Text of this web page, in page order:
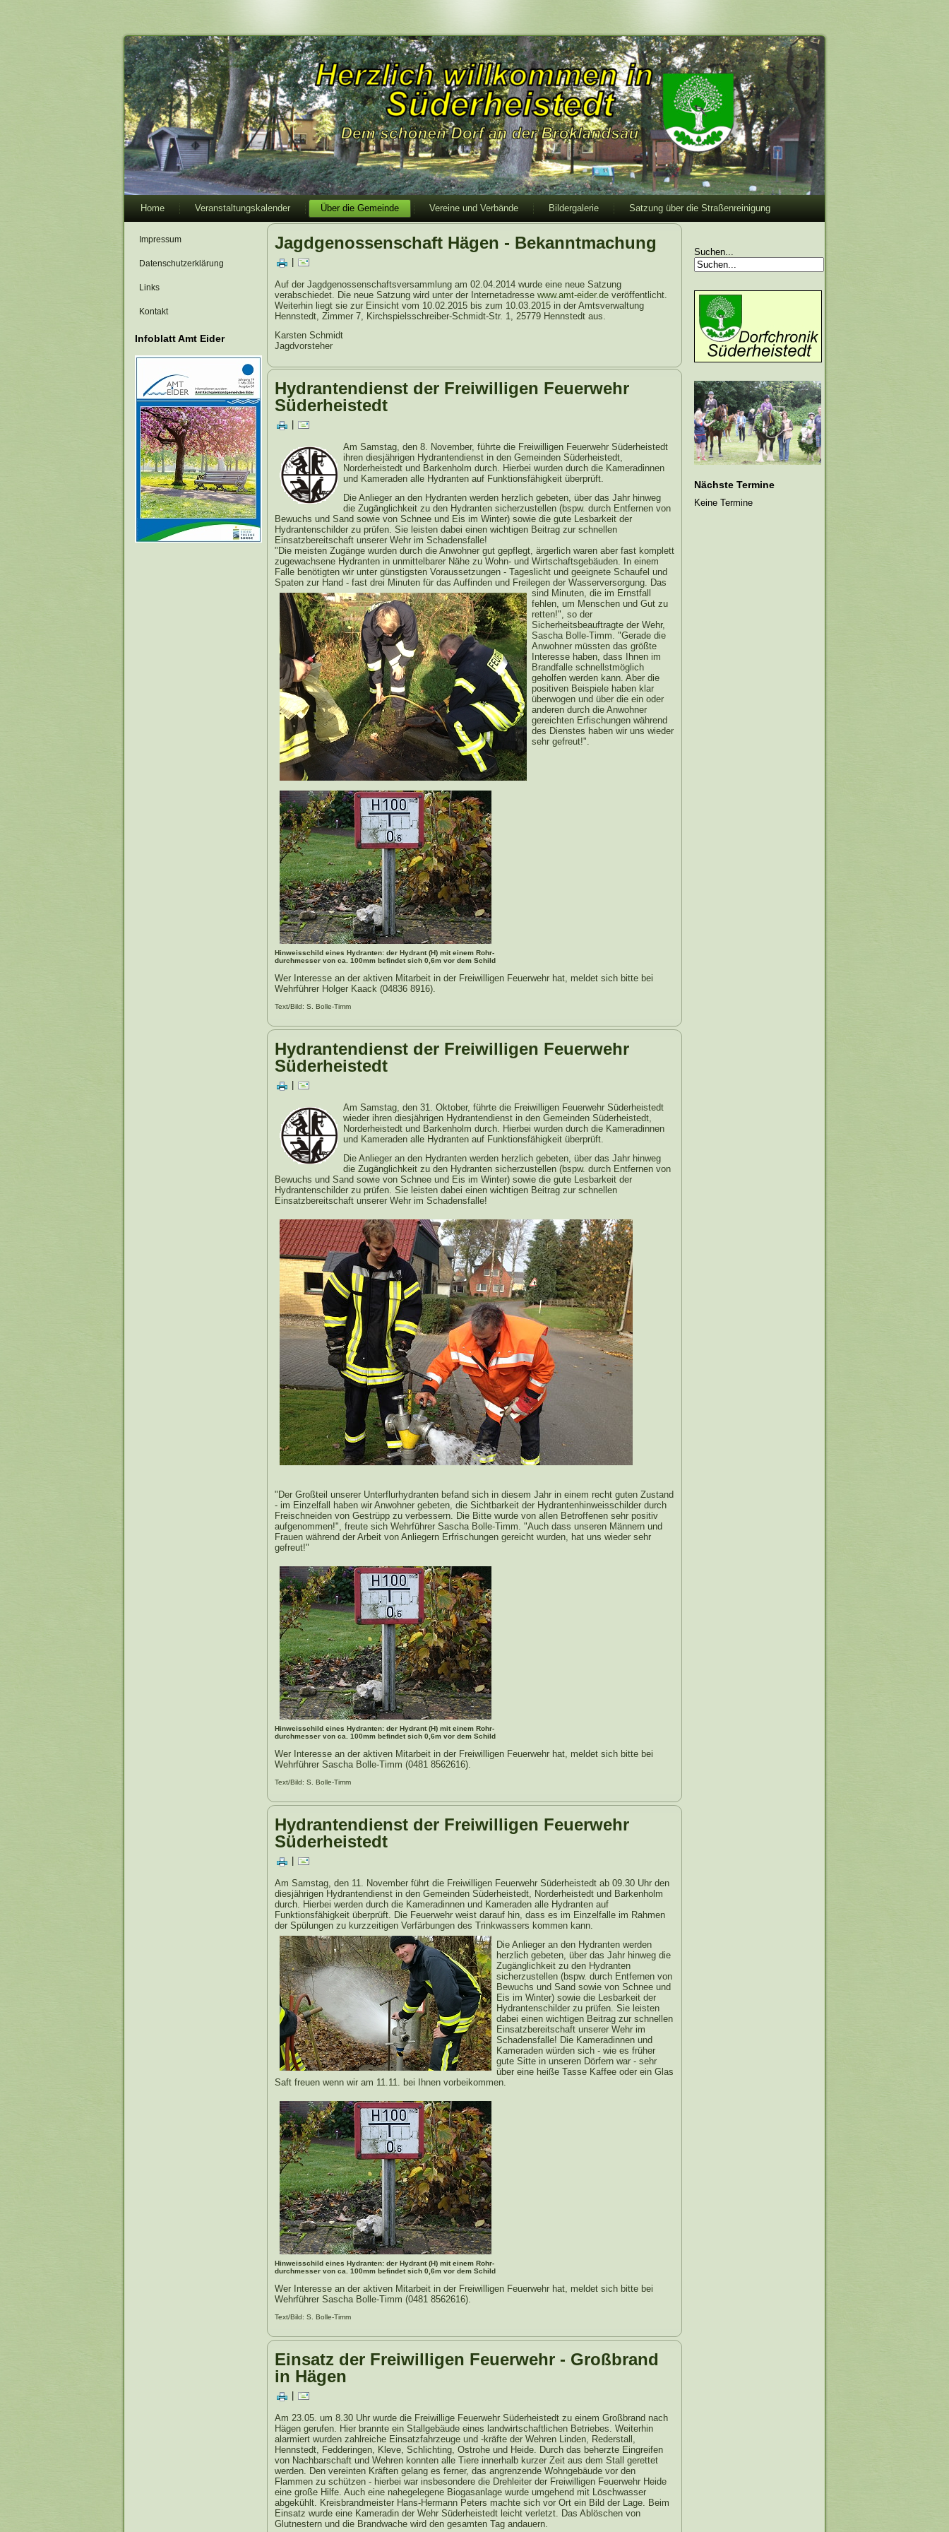
Home Veranstaltungskalender Über die Gemeinde Vereine und Verbände Bildergalerie Satzung über die Straßenreinigung
Impressum
Datenschutzerklärung
Links
Kontakt
Infoblatt Amt Eider
Jagdgenossenschaft Hägen - Bekanntmachung
Auf der Jagdgenossenschaftsversammlung am 02.04.2014 wurde eine neue Satzung
verabschiedet. Die neue Satzung wird unter der Internetadresse www.amt-eider.de veröffentlicht.
Weiterhin liegt sie zur Einsicht vom 10.02.2015 bis zum 10.03.2015 in der Amtsverwaltung
Hennstedt, Zimmer 7, Kirchspielsschreiber-Schmidt-Str. 1, 25779 Hennstedt aus.
Karsten Schmidt
Jagdvorsteher
Hydrantendienst der Freiwilligen Feuerwehr
Süderheistedt
Am Samstag, den 8. November, führte die Freiwilligen Feuerwehr Süderheistedt
ihren diesjährigen Hydrantendienst in den Gemeinden Süderheistedt,
Norderheistedt und Barkenholm durch. Hierbei wurden durch die Kameradinnen
und Kameraden alle Hydranten auf Funktionsfähigkeit überprüft.
Die Anlieger an den Hydranten werden herzlich gebeten, über das Jahr hinweg
die Zugänglichkeit zu den Hydranten sicherzustellen (bspw. durch Entfernen von
Bewuchs und Sand sowie von Schnee und Eis im Winter) sowie die gute Lesbarkeit der
Hydrantenschilder zu prüfen. Sie leisten dabei einen wichtigen Beitrag zur schnellen
Einsatzbereitschaft unserer Wehr im Schadensfalle!
"Die meisten Zugänge wurden durch die Anwohner gut gepflegt, ärgerlich waren aber fast komplett
zugewachsene Hydranten in unmittelbarer Nähe zu Wohn- und Wirtschaftsgebäuden. In einem
Falle benötigten wir unter günstigsten Voraussetzungen - Tageslicht und geeignete Schaufel und
Spaten zur Hand - fast drei Minuten für das Auffinden und Freilegen der Wasserversorgung. Das
sind Minuten, die im Ernstfall
fehlen, um Menschen und Gut zu
retten!", so der
Sicherheitsbeauftragte der Wehr,
Sascha Bolle-Timm. "Gerade die
Anwohner müssten das größte
Interesse haben, dass Ihnen im
Brandfalle schnellstmöglich
geholfen werden kann. Aber die
positiven Beispiele haben klar
überwogen und über die ein oder
anderen durch die Anwohner
gereichten Erfischungen während
des Dienstes haben wir uns wieder
sehr gefreut!".
Hinweisschild eines Hydranten: der Hydrant (H) mit einem Rohr-
durchmesser von ca. 100mm befindet sich 0,6m vor dem Schild
Wer Interesse an der aktiven Mitarbeit in der Freiwilligen Feuerwehr hat, meldet sich bitte bei
Wehrführer Holger Kaack (04836 8916).
Text/Bild: S. Bolle-Timm
Hydrantendienst der Freiwilligen Feuerwehr
Süderheistedt
Am Samstag, den 31. Oktober, führte die Freiwilligen Feuerwehr Süderheistedt
wieder ihren diesjährigen Hydrantendienst in den Gemeinden Süderheistedt,
Norderheistedt und Barkenholm durch. Hierbei wurden durch die Kameradinnen
und Kameraden alle Hydranten auf Funktionsfähigkeit überprüft.
Die Anlieger an den Hydranten werden herzlich gebeten, über das Jahr hinweg
die Zugänglichkeit zu den Hydranten sicherzustellen (bspw. durch Entfernen von
Bewuchs und Sand sowie von Schnee und Eis im Winter) sowie die gute Lesbarkeit der
Hydrantenschilder zu prüfen. Sie leisten dabei einen wichtigen Beitrag zur schnellen
Einsatzbereitschaft unserer Wehr im Schadensfalle!
"Der Großteil unserer Unterflurhydranten befand sich in diesem Jahr in einem recht guten Zustand
- im Einzelfall haben wir Anwohner gebeten, die Sichtbarkeit der Hydrantenhinweisschilder durch
Freischneiden von Gestrüpp zu verbessern. Die Bitte wurde von allen Betroffenen sehr positiv
aufgenommen!", freute sich Wehrführer Sascha Bolle-Timm. "Auch dass unseren Männern und
Frauen während der Arbeit von Anliegern Erfrischungen gereicht wurden, hat uns wieder sehr
gefreut!"
Hinweisschild eines Hydranten: der Hydrant (H) mit einem Rohr-
durchmesser von ca. 100mm befindet sich 0,6m vor dem Schild
Wer Interesse an der aktiven Mitarbeit in der Freiwilligen Feuerwehr hat, meldet sich bitte bei
Wehrführer Sascha Bolle-Timm (0481 8562616).
Text/Bild: S. Bolle-Timm
Hydrantendienst der Freiwilligen Feuerwehr
Süderheistedt
Am Samstag, den 11. November führt die Freiwilligen Feuerwehr Süderheistedt ab 09.30 Uhr den
diesjährigen Hydrantendienst in den Gemeinden Süderheistedt, Norderheistedt und Barkenholm
durch. Hierbei werden durch die Kameradinnen und Kameraden alle Hydranten auf
Funktionsfähigkeit überprüft. Die Feuerwehr weist darauf hin, dass es im Einzelfalle im Rahmen
der Spülungen zu kurzzeitigen Verfärbungen des Trinkwassers kommen kann.
Die Anlieger an den Hydranten werden
herzlich gebeten, über das Jahr hinweg die
Zugänglichkeit zu den Hydranten
sicherzustellen (bspw. durch Entfernen von
Bewuchs und Sand sowie von Schnee und
Eis im Winter) sowie die Lesbarkeit der
Hydrantenschilder zu prüfen. Sie leisten
dabei einen wichtigen Beitrag zur schnellen
Einsatzbereitschaft unserer Wehr im
Schadensfalle! Die Kameradinnen und
Kameraden würden sich - wie es früher
gute Sitte in unseren Dörfern war - sehr
über eine heiße Tasse Kaffee oder ein Glas
Saft freuen wenn wir am 11.11. bei Ihnen vorbeikommen.
Hinweisschild eines Hydranten: der Hydrant (H) mit einem Rohr-
durchmesser von ca. 100mm befindet sich 0,6m vor dem Schild
Wer Interesse an der aktiven Mitarbeit in der Freiwilligen Feuerwehr hat, meldet sich bitte bei
Wehrführer Sascha Bolle-Timm (0481 8562616).
Text/Bild: S. Bolle-Timm
Einsatz der Freiwilligen Feuerwehr - Großbrand
in Hägen
Am 23.05. um 8.30 Uhr wurde die Freiwillige Feuerwehr Süderheistedt zu einem Großbrand nach
Hägen gerufen. Hier brannte ein Stallgebäude eines landwirtschaftlichen Betriebes. Weiterhin
alarmiert wurden zahlreiche Einsatzfahrzeuge und -kräfte der Wehren Linden, Rederstall,
Hennstedt, Fedderingen, Kleve, Schlichting, Ostrohe und Heide. Durch das beherzte Eingreifen
von Nachbarschaft und Wehren konnten alle Tiere innerhalb kurzer Zeit aus dem Stall gerettet
werden. Den vereinten Kräften gelang es ferner, das angrenzende Wohngebäude vor den
Flammen zu schützen - hierbei war insbesondere die Drehleiter der Freiwilligen Feuerwehr Heide
eine große Hilfe. Auch eine nahegelegene Biogasanlage wurde umgehend mit Löschwasser
abgekühlt. Kreisbrandmeister Hans-Hermann Peters machte sich vor Ort ein Bild der Lage. Beim
Einsatz wurde eine Kameradin der Wehr Süderheistedt leicht verletzt. Das Ablöschen von
Glutnestern und die Brandwache wird den gesamten Tag andauern.
Suchen...
Nächste Termine
Keine Termine